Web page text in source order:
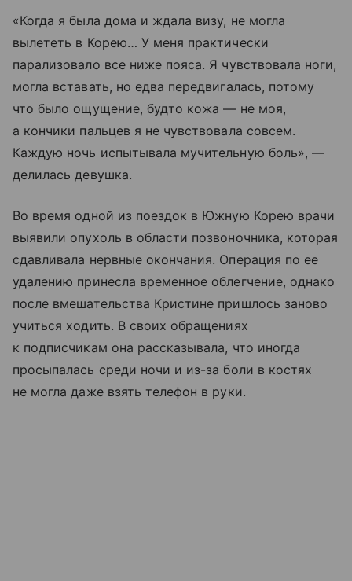
«Когда я была дома и ждала визу, не могла
вылететь в Корею… У меня практически
парализовало все ниже пояса. Я чувствовала ноги,
могла вставать, но едва передвигалась, потому
что было ощущение, будто кожа — не моя,
а кончики пальцев я не чувствовала совсем.
Каждую ночь испытывала мучительную боль», —
делилась девушка.
Во время одной из поездок в Южную Корею врачи
выявили опухоль в области позвоночника, которая
сдавливала нервные окончания. Операция по ее
удалению принесла временное облегчение, однако
после вмешательства Кристине пришлось заново
учиться ходить. В своих обращениях
к подписчикам она рассказывала, что иногда
просыпалась среди ночи и из-за боли в костях
не могла даже взять телефон в руки.